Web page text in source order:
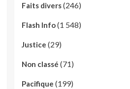
Faits divers(246)
Flash Info(1 548)
Justice (29)
Non classé (71)
Pacifique (199)